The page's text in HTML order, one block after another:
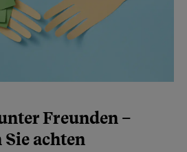
Freunden –
achten